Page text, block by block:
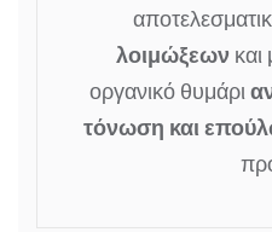
λοιμώξεων και
οργανικό θυμάρι
τόνωση και